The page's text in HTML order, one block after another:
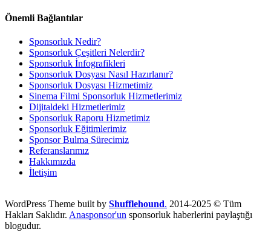
Önemli Bağlantılar
Sponsorluk Nedir?
Sponsorluk Çeşitleri Nelerdir?
Sponsorluk İnfografikleri
Sponsorluk Dosyası Nasıl Hazırlanır?
Sponsorluk Dosyası Hizmetimiz
Sinema Filmi Sponsorluk Hizmetlerimiz
Dijitaldeki Hizmetlerimiz
Sponsorluk Raporu Hizmetimiz
Sponsorluk Eğitimlerimiz
Sponsor Bulma Sürecimiz
Referanslarımız
Hakkımızda
İletişim
WordPress Theme built by Shufflehound. 2014-2025 © Tüm
Hakları Saklıdır. Anasponsor'un sponsorluk haberlerini paylaştığı
blogudur.